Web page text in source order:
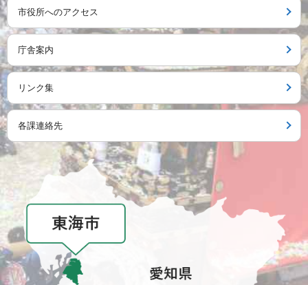
市役所へのアクセス
庁舎案内
リンク集
各課連絡先